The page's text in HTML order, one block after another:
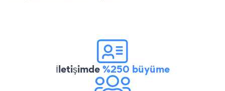
İletişimde%250 büyüme